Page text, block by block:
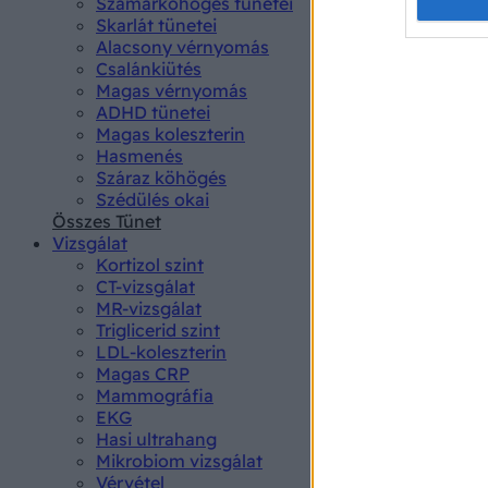
Skarlát tünetei
Alacsony vérnyomás
Csalánkiütés
Magas vérnyomás
ADHD tünetei
Magas koleszterin
Hasmenés
Száraz köhögés
Szédülés okai
Összes Tünet
Vizsgálat
Kortizol szint
CT-vizsgálat
MR-vizsgálat
Triglicerid szint
LDL-koleszterin
Magas CRP
Mammográfia
EKG
Hasi ultrahang
Mikrobiom vizsgálat
Vérvétel